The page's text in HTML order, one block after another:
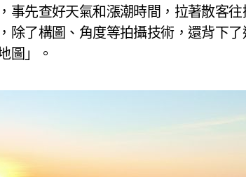
事先查好天氣和漲潮時間，拉著散客
除了構圖、角度等拍攝技術，還背下
圖」。